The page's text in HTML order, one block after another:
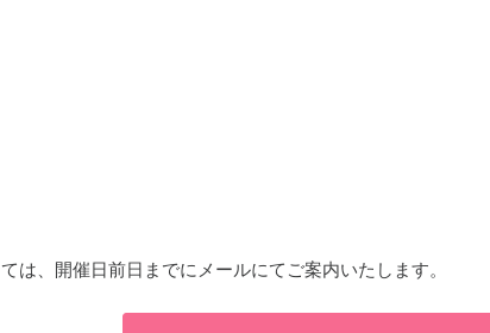
は、開催日前日までにメールにてご案内いたします。